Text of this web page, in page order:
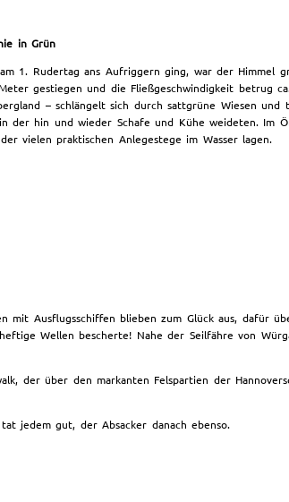
in Grün
1. Rudertag ans Aufriggern ging, war der Himmel
gestiegen und die Fließgeschwindigkeit betrug
– schlängelt sich durch sattgrüne Wiesen
der hin und wieder Schafe und Kühe weideten. Im
vielen praktischen Anlegestege im Wasser lagen.
Ausflugsschiffen blieben zum Glück aus, dafür
Wellen bescherte! Nahe der Seilfähre von
der über den markanten Felspartien der
jedem gut, der Absacker danach ebenso.